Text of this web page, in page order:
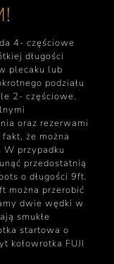
4- częściowe
długości
plecaku lub
podziału
2- częściowe.
oraz rezerwami
że można
W przypadku
przedostatnią
o długości 9ft.
można przerobić
dwie wędki w
smukłe
startowa o
kołowrotka FUJI